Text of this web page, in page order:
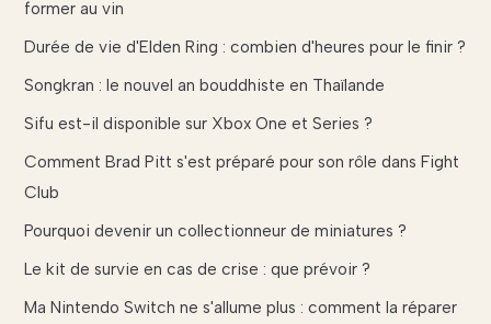
former au vin
Durée de vie d'Elden Ring : combien d'heures pour le finir ?
Songkran : le nouvel an bouddhiste en Thaïlande
Sifu est-il disponible sur Xbox One et Series ?
Comment Brad Pitt s'est préparé pour son rôle dans Fight
Club
Pourquoi devenir un collectionneur de miniatures ?
Le kit de survie en cas de crise : que prévoir ?
Ma Nintendo Switch ne s'allume plus : comment la réparer